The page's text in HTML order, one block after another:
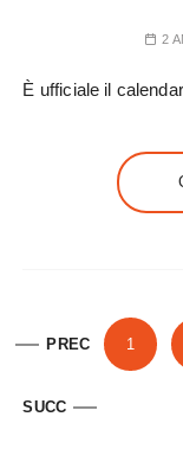
2
È ufficiale il
g
PREC 1
SUCC